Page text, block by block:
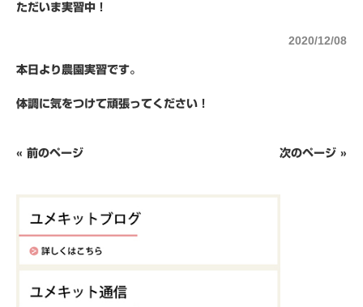
ただいま実習中！
2020/12/08
本日より農園実習です。
体調に気をつけて頑張ってください！
« 前のページ 次のページ »